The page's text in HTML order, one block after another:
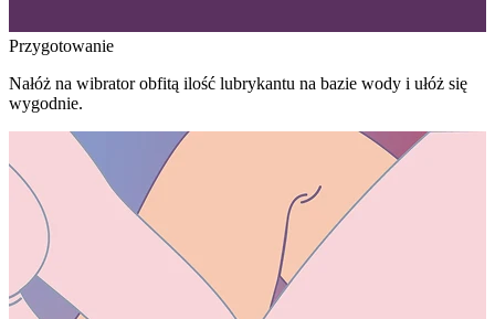
Przygotowanie
Nałóż na wibrator obfitą ilość lubrykantu na bazie wody i ułóż się
wygodnie.